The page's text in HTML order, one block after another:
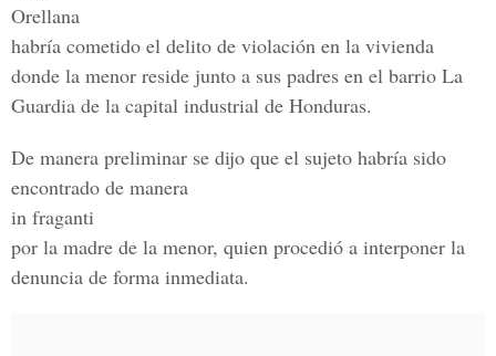
Orellana
habría cometido el delito de violación en la vivienda
donde la menor reside junto a sus padres en el barrio La
Guardia de la capital industrial de Honduras.
De manera preliminar se dijo que el sujeto habría sido
encontrado de manera
in fraganti
por la madre de la menor, quien procedió a interponer la
denuncia de forma inmediata.